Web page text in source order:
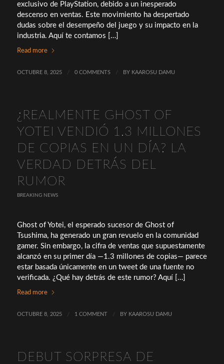
exclusivo de PlayStation, debido a un inesperado
descenso en ventas. Este movimiento ha despertado
dudas sobre el desempeño del juego y su impacto en la
industria. Aquí te contamos […]
Read more
OCTUBRE 8, 2025 / 0 COMMENTS / BY KAAROSU DAMU
¿REALMENTE GHOST OF
YOTEI VENDIÓ 1.3 MILLONES
DE COPIAS EN UN DÍA? LA
VERDAD DETRÁS DEL
RUMOR
BREAKING NEWS
Ghost of Yotei, el esperado sucesor de Ghost of
Tsushima, ha generado un gran revuelo en la comunidad
gamer. Sin embargo, la cifra de ventas que supuestamente
alcanzó en su primer día —1.3 millones de copias— parece
estar basada únicamente en un tweet de una fuente no
verificada. ¿Qué hay detrás de este rumor? Aquí […]
Read more
OCTUBRE 8, 2025 / 1 COMMENT / BY KAAROSU DAMU
DEBUT SORPRESA DE